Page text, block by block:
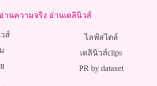
อ่านความจริง อ่านเดลินิวส์
ส์
ไลฟ์สไตล์
เดลินิวส์clips
PR by dataxet